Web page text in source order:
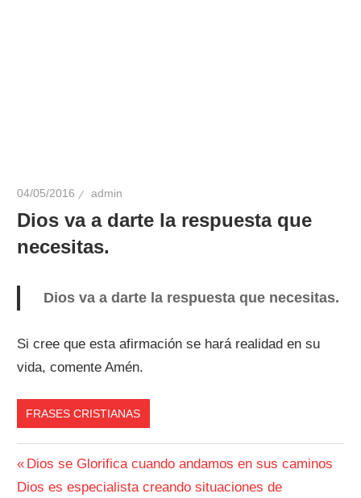
04/05/2016 admin
Dios va a darte la respuesta que
necesitas.
Dios va a darte la respuesta que necesitas.
Si cree que esta afirmación se hará realidad en su
vida, comente Amén.
FRASES CRISTIANAS
Navegación
Entrada
anterior:
Dios se Glorifica cuando andamos en sus caminos
Siguiente
Dios es especialista creando situaciones de